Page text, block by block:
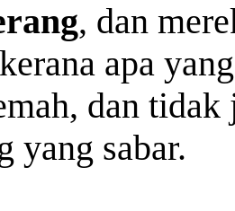
, dan
apa
dan
yang sabar.